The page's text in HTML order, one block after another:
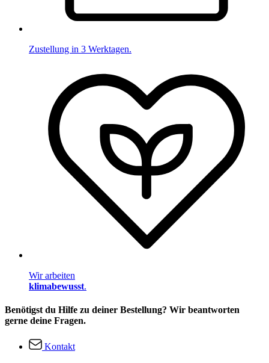
Zustellung in 3 Werktagen.
Wir arbeiten
klimabewusst.
Benötigst du Hilfe zu deiner Bestellung? Wir beantworten
gerne deine Fragen.
Kontakt